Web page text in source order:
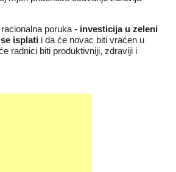
poruka - investicija u zeleni
isplati i da će novac biti vraćen u
radnici biti produktivniji, zdraviji i